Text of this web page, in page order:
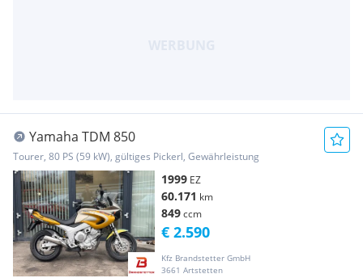
Yamaha TDM 850
Tourer, 80 PS (59 kW), gültiges Pickerl, Gewährleistung
1999 EZ
60.171 km
849ccm
Kfz Brandstetter GmbH
3661 Artstetten
€ 2.590